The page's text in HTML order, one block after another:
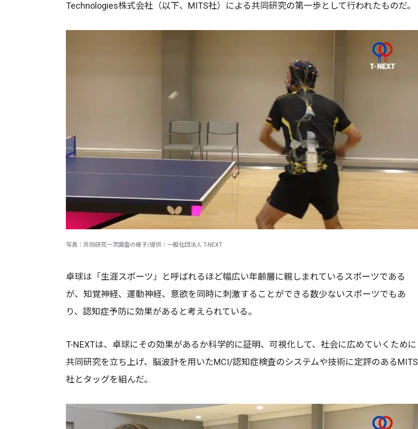
Technologies株式会社（以下、MITS社）による共同研究の第一歩として行われたものだ。
写真：共同研究一次調査の様子/提供：一般社団法人 T-NEXT
卓球は「生涯スポーツ」と呼ばれるほど幅広い年齢層に親しまれているスポーツである
が、知覚神経、運動神経、意欲を同時に刺激することができる数少ないスポーツでもあ
り、認知症予防に効果があると考えられている。
T-NEXTは、卓球にその効果があるか科学的に証明、可視化して、社会に広めていくために
共同研究を立ち上げ、脳波計を用いたMCI/認知症検査のシステムや技術に定評のあるMITS
社とタッグを組んだ。